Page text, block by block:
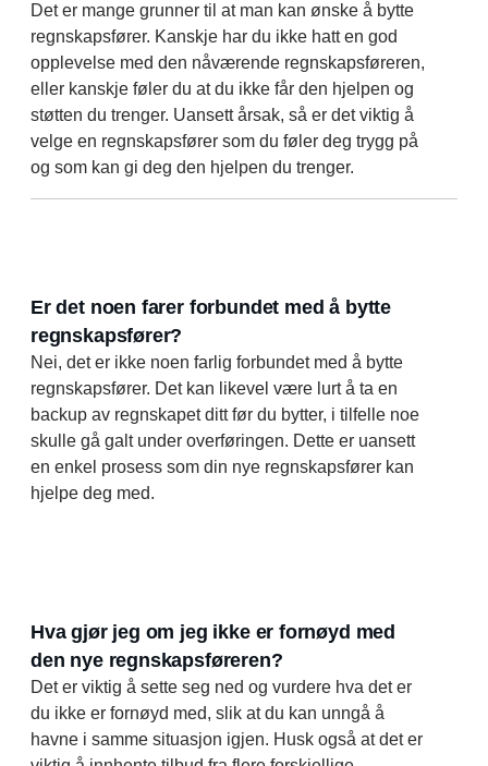
Det er mange grunner til at man kan ønske å bytte
regnskapsfører. Kanskje har du ikke hatt en god
opplevelse med den nåværende regnskapsføreren,
eller kanskje føler du at du ikke får den hjelpen og
støtten du trenger. Uansett årsak, så er det viktig å
velge en regnskapsfører som du føler deg trygg på
og som kan gi deg den hjelpen du trenger.
Er det noen farer forbundet med å bytte
regnskapsfører?
Nei, det er ikke noen farlig forbundet med å bytte
regnskapsfører. Det kan likevel være lurt å ta en
backup av regnskapet ditt før du bytter, i tilfelle noe
skulle gå galt under overføringen. Dette er uansett
en enkel prosess som din nye regnskapsfører kan
hjelpe deg med.
Hva gjør jeg om jeg ikke er fornøyd med
den nye regnskapsføreren?
Det er viktig å sette seg ned og vurdere hva det er
du ikke er fornøyd med, slik at du kan unngå å
havne i samme situasjon igjen. Husk også at det er